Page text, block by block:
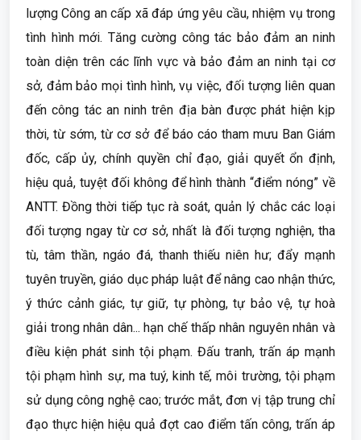
lượng Công an cấp xã đáp ứng yêu cầu, nhiệm vụ trong
tình hình mới. Tăng cường công tác bảo đảm an ninh
toàn diện trên các lĩnh vực và bảo đảm an ninh tại cơ
sở, đảm bảo mọi tình hình, vụ việc, đối tượng liên quan
đến công tác an ninh trên địa bàn được phát hiện kịp
thời, từ sớm, từ cơ sở để báo cáo tham mưu Ban Giám
đốc, cấp ủy, chính quyền chỉ đạo, giải quyết ổn định,
hiệu quả, tuyệt đối không để hình thành “điểm nóng” về
ANTT. Đồng thời tiếp tục rà soát, quản lý chắc các loại
đối tượng ngay từ cơ sở, nhất là đối tượng nghiện, tha
tù, tâm thần, ngáo đá, thanh thiếu niên hư; đẩy mạnh
tuyên truyền, giáo dục pháp luật để nâng cao nhận thức,
ý thức cảnh giác, tự giữ, tự phòng, tự bảo vệ, tự hoà
giải trong nhân dân... hạn chế thấp nhân nguyên nhân và
điều kiện phát sinh tội phạm. Đấu tranh, trấn áp mạnh
tội phạm hình sự, ma tuý, kinh tế, môi trường, tội phạm
sử dụng công nghệ cao; trước mắt, đơn vị tập trung chỉ
đạo thực hiện hiệu quả đợt cao điểm tấn công, trấn áp